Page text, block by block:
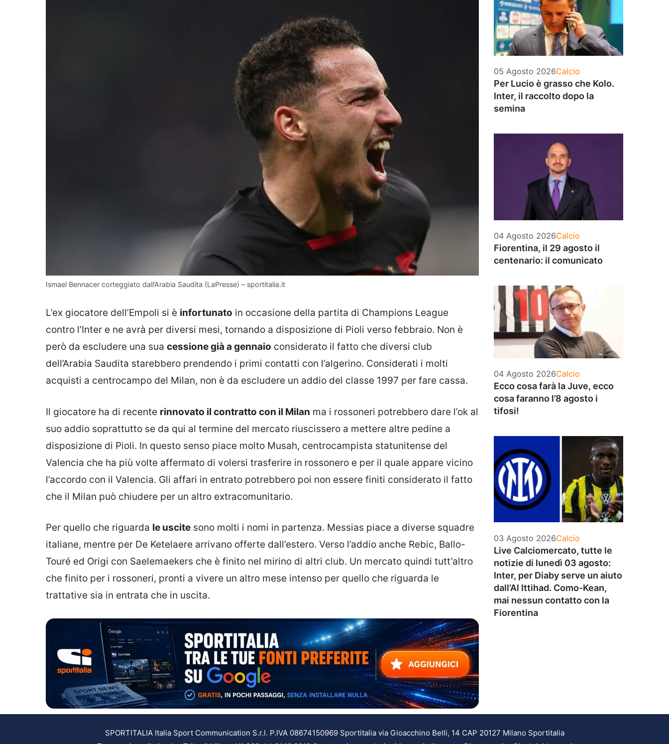
Ismael Bennacer corteggiato dall’Arabia Saudita (LaPresse) – sportitalia.it
L’ex giocatore dell’Empoli si è infortunato in occasione della partita di Champions League
contro l’Inter e ne avrà per diversi mesi, tornando a disposizione di Pioli verso febbraio. Non è
però da escludere una sua cessione già a gennaio considerato il fatto che diversi club
dell’Arabia Saudita starebbero prendendo i primi contatti con l’algerino. Considerati i molti
acquisti a centrocampo del Milan, non è da escludere un addio del classe 1997 per fare cassa.
Il giocatore ha di recente rinnovato il contratto con il Milan ma i rossoneri potrebbero dare l’ok al
suo addio soprattutto se da qui al termine del mercato riuscissero a mettere altre pedine a
disposizione di Pioli. In questo senso piace molto Musah, centrocampista statunitense del
Valencia che ha più volte affermato di volersi trasferire in rossonero e per il quale appare vicino
l’accordo con il Valencia. Gli affari in entrato potrebbero poi non essere finiti considerato il fatto
che il Milan può chiudere per un altro extracomunitario.
Per quello che riguarda le uscite sono molti i nomi in partenza. Messias piace a diverse squadre
italiane, mentre per De Ketelaere arrivano offerte dall’estero. Verso l’addio anche Rebic, Ballo-
Touré ed Origi con Saelemaekers che è finito nel mirino di altri club. Un mercato quindi tutt’altro
che finito per i rossoneri, pronti a vivere un altro mese intenso per quello che riguarda le
trattative sia in entrata che in uscita.
05 Agosto 2026Categorie
Calcio
Per Lucio è grasso che Kolo.
Inter, il raccolto dopo la
semina
04 Agosto 2026Categorie
Calcio
Fiorentina, il 29 agosto il
centenario: il comunicato
04 Agosto 2026Categorie
Calcio
Ecco cosa farà la Juve, ecco
cosa faranno l’8 agosto i
tifosi!
03 Agosto 2026Categorie
Calcio
Live Calciomercato, tutte le
notizie di lunedì 03 agosto:
Inter, per Diaby serve un aiuto
dall’Al Ittihad. Como-Kean,
mai nessun contatto con la
Fiorentina
SPORTITALIA Italia Sport Communication S.r.l. P.IVA 08674150969 Sportitalia via Gioacchino Belli, 14 CAP 20127 Milano Sportitalia